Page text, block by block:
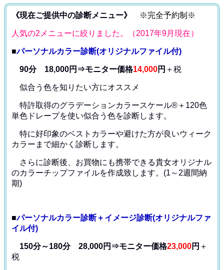
《現在ご提供中の診断メニュー》 ※完全予約制※
人気の2メニューに絞りました。（2017年9月現在）
■パーソナルカラー診断(オリジナルファイル付)
90分 18,000円⇒モニター価格14,000円 ＋税
似合う色を知りたい方にオススメ
特許取得のグラデーションカラースケール®＋120色
単色ドレープを使い似合う色を診断します。
特に好印象のベストカラーや避けた方が良いウィーク
カラー まで細かく診断します。
さらに診断後、お買物にも携帯できる貴女オリジナル
のカラーチップファイルを作成致します。(1～2週間納
期)
■パーソナルカラー診断＋イメージ診断(オリジナルファ
イル付)
150分～180分 28,000円⇒モニター価格23,000円 ＋
税